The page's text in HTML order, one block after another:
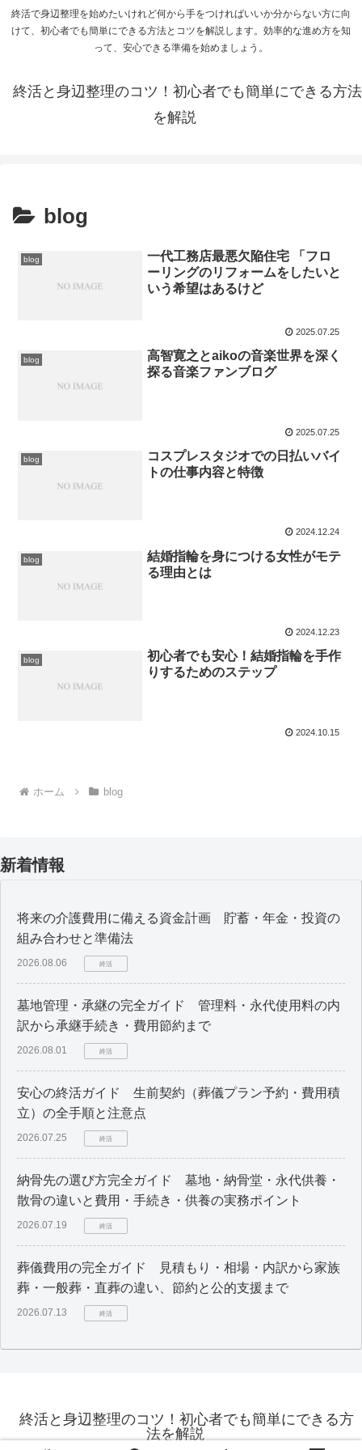
終活で身辺整理を始めたいけれど何から手をつければいいか分からない方に向
けて、初心者でも簡単にできる方法とコツを解説します。効率的な進め方を知
って、安心できる準備を始めましょう。
終活と身辺整理のコツ！初心者でも簡単にできる方法
を解説
blog
blog
一代工務店最悪欠陥住宅 「フロ
ーリングのリフォームをしたいと
いう希望はあるけど
2025.07.25
blog
高智寛之とaikoの音楽世界を深く
探る音楽ファンブログ
2025.07.25
blog
コスプレスタジオでの日払いバイ
トの仕事内容と特徴
2024.12.24
blog
結婚指輪を身につける女性がモテ
る理由とは
2024.12.23
blog
初心者でも安心！結婚指輪を手作
りするためのステップ
2024.10.15
ホーム blog
新着情報
将来の介護費用に備える資金計画 貯蓄・年金・投資の
組み合わせと準備法
2026.08.06 終活
墓地管理・承継の完全ガイド 管理料・永代使用料の内
訳から承継手続き・費用節約まで
2026.08.01 終活
安心の終活ガイド 生前契約（葬儀プラン予約・費用積
立）の全手順と注意点
2026.07.25 終活
納骨先の選び方完全ガイド 墓地・納骨堂・永代供養・
散骨の違いと費用・手続き・供養の実務ポイント
2026.07.19 終活
葬儀費用の完全ガイド 見積もり・相場・内訳から家族
葬・一般葬・直葬の違い、節約と公的支援まで
2026.07.13 終活
終活と身辺整理のコツ！初心者でも簡単にできる方
法を解説